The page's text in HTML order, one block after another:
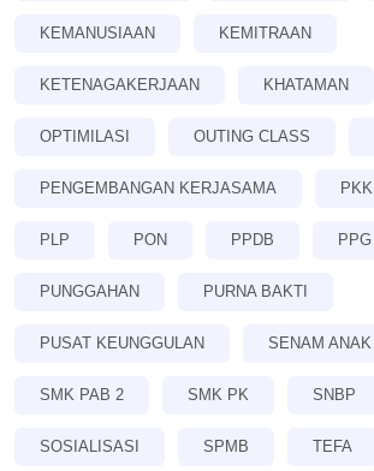
KEMANUSIAAN KEMITRAAN
KETENAGAKERJAAN KHATAMAN
OPTIMILASI OUTING CLASS
PENGEMBANGAN KERJASAMA PKK
PLP PON PPDB PPG
PUNGGAHAN PURNA BAKTI
PUSAT KEUNGGULAN SENAM ANAK
SMK PAB 2 SMK PK SNBP
SOSIALISASI SPMB TEFA